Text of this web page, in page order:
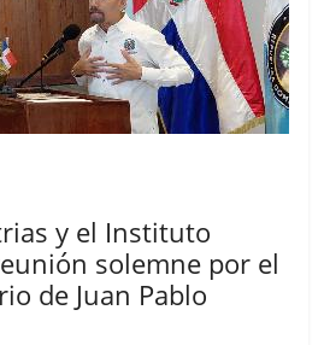
y el Instituto
solemne por el
de Juan Pablo